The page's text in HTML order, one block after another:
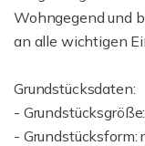
Wohngegend und
an alle wichtigen
Grundstücksdaten:
-
- Grundstücksform: